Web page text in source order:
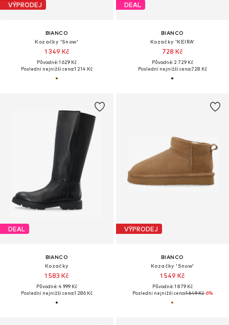
VÝPRODEJ
BIANCO
Kozačky 'Snow'
1 349 Kč
Původně: 1 629 Kč
Poslední nejnižší cena:1 214 Kč
DEAL
BIANCO
Kozačky 'KEIRA'
728 Kč
Původně: 2 729 Kč
Poslední nejnižší cena:728 Kč
DEAL
BIANCO
Kozačky
1 583 Kč
Původně: 4 999 Kč
Poslední nejnižší cena:1 286 Kč
VÝPRODEJ
BIANCO
Kozačky 'Snow'
1 549 Kč
Původně: 1 879 Kč
Poslední nejnižší cena:1 649 Kč-6%